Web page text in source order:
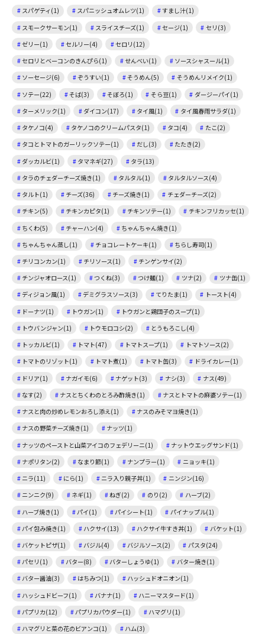
スパゲティ(1) スパニッシュオムレツ(1)
すまし汁(1)
スモークサーモン(1)
スライスチーズ(1) セージ(1)
セリ(3)
ゼリー(1)
セルリー(4)
セロリ(12)
セロリとベーコンのきんぴら(1)
せんべい(1)
ソースシャスール(1)
ソーセージ(6)
ぞうすい(1) そうめん(5)
そうめんリメイク(1)
ソテー(22)
そば(3) そぼろ(1) そら豆(1)
ダージーパイ(1)
ターメリック(1)
ダイコン(17) タイ風(1)
タイ風春雨サラダ(1)
タケノコ(4)
タケノコのクリームパスタ(1) タコ(4)
たこ(2)
タコとトマトのガーリックソテー(1)
だし(3)
たたき(2)
ダッカルビ(1)
タマネギ(27)
タラ(13)
タラのチェダーチーズ焼き(1)
タルタル(1)
タルタルソース(4)
タルト(1)
チーズ(36) チーズ焼き(1)
チェダーチーズ(2)
チキン(5)
チキンカピタ(1) チキンソテー(1)
チキンフリカッセ(1)
ちくわ(5)
チャーハン(4)
ちゃんちゃん焼き(1)
ちゃんちゃん蒸し(1)
チョコレートケーキ(1)
ちらし寿司(1)
チリコンカン(1)
チリソース(1)
チンゲンサイ(2)
チンジャオロース(1)
つくね(3) つけ麺(1) ツナ(2)
ツナ缶(1)
ディジョン風(1)
デミグラスソース(3) てりたま(1)
トースト(4)
ドーナツ(1)
トウガン(1)
トウガンと鶏団子のスープ(1)
トウバンジャン(1)
トウモロコシ(2)
とうもろこし(4)
トッカルビ(1)
トマト(47) トマトスープ(1)
トマトソース(2)
トマトのリゾット(1)
トマト煮(1) トマト缶(3)
ドライカレー(1)
ドリア(1)
ナガイモ(6) ナゲット(3) ナシ(3)
ナス(49)
なす(2)
ナスとちくわのとろみ酢焼き(1)
ナスとトマトの麻婆ソテー(1)
ナスと肉の炒めレモンおろし添え(1)
ナスのみそマヨ焼き(1)
ナスの野菜チーズ焼き(1)
ナッツ(1)
ナッツのペーストと山菜アイコのフェデリーニ(1)
ナットウエッグサンド(1)
ナポリタン(2)
なまり節(1) ナンプラー(1)
ニョッキ(1)
ニラ(11)
にら(1) ニラ入り親子丼(1)
ニンジン(16)
ニンニク(9)
ネギ(1) ねぎ(2) のり(2)
ハーブ(2)
ハーブ焼き(1)
パイ(1) パイシート(1)
パイナップル(1)
パイ包み焼き(1)
ハクサイ(13) ハクサイ牛すき丼(1)
バケット(1)
バケットピザ(1)
バジル(4) バジルソース(2)
パスタ(24)
パセリ(1)
バター(8) バターしょうゆ(1)
バター焼き(1)
バター醤油(3)
はちみつ(1)
ハッシュドオニオン(1)
ハッシュドビーフ(1)
バナナ(1)
ハニーマスタード(1)
パプリカ(12)
パプリカパウダー(1)
ハマグリ(1)
ハマグリと菜の花のビアンコ(1)
ハム(3)